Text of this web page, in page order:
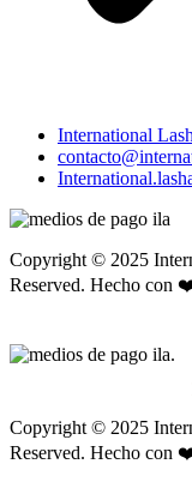
International
Copyright © 2025
Reserved. Hecho con
Copyright © 2025
Reserved. Hecho con